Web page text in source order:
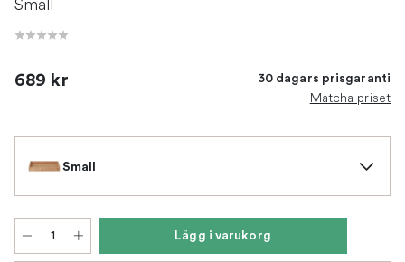
689 kr 30 dagars prisgaranti
Matcha priset
Small
Lägg i varukorg